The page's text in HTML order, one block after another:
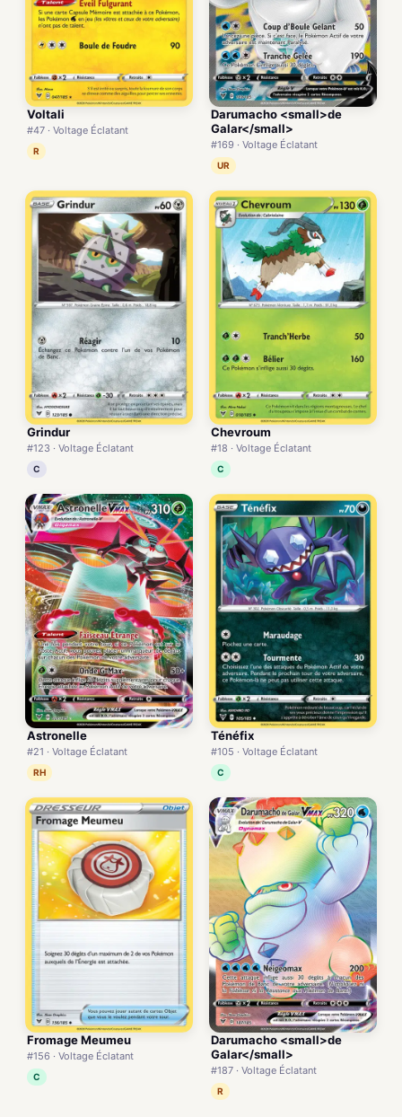
Voltali
#47 · Voltage Éclatant
R
Darumacho <small>de
Galar</small>
#169 · Voltage Éclatant
UR
Grindur
#123 · Voltage Éclatant
C
Chevroum
#18 · Voltage Éclatant
C
Astronelle
#21 · Voltage Éclatant
RH
Ténéfix
#105 · Voltage Éclatant
C
Fromage Meumeu
#156 · Voltage Éclatant
C
Darumacho <small>de
Galar</small>
#187 · Voltage Éclatant
R